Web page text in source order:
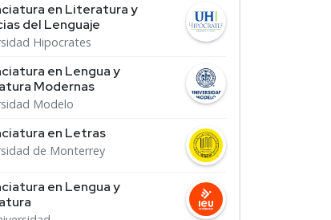
en Literatura y
del Lenguaje
Hipocrates
en Lengua y
Modernas
Modelo
en Letras
de Monterrey
en Lengua y